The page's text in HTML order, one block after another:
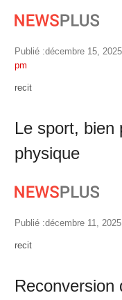
Publié :décembre 15, 2025
pm
Author
recit
Le sport, bien
physique
Publié :décembre 11, 2025
Author
recit
Reconversion